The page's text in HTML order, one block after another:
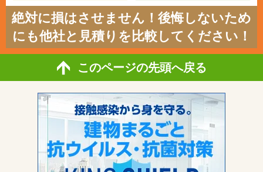
絶対に損はさせません！後悔しないため
にも他社と見積りを比較してください！
このページの先頭へ戻る